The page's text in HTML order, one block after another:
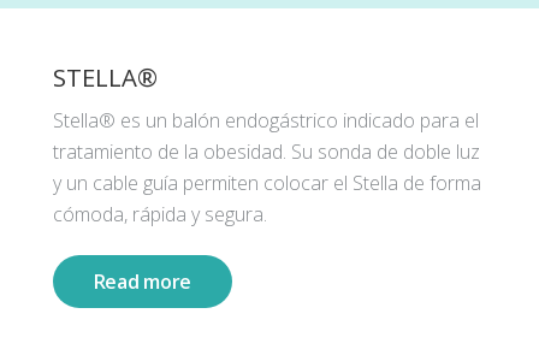
STELLA®
Stella® es un balón endogástrico indicado para el
tratamiento de la obesidad. Su sonda de doble luz
y un cable guía permiten colocar el Stella de forma
cómoda, rápida y segura.
Read more